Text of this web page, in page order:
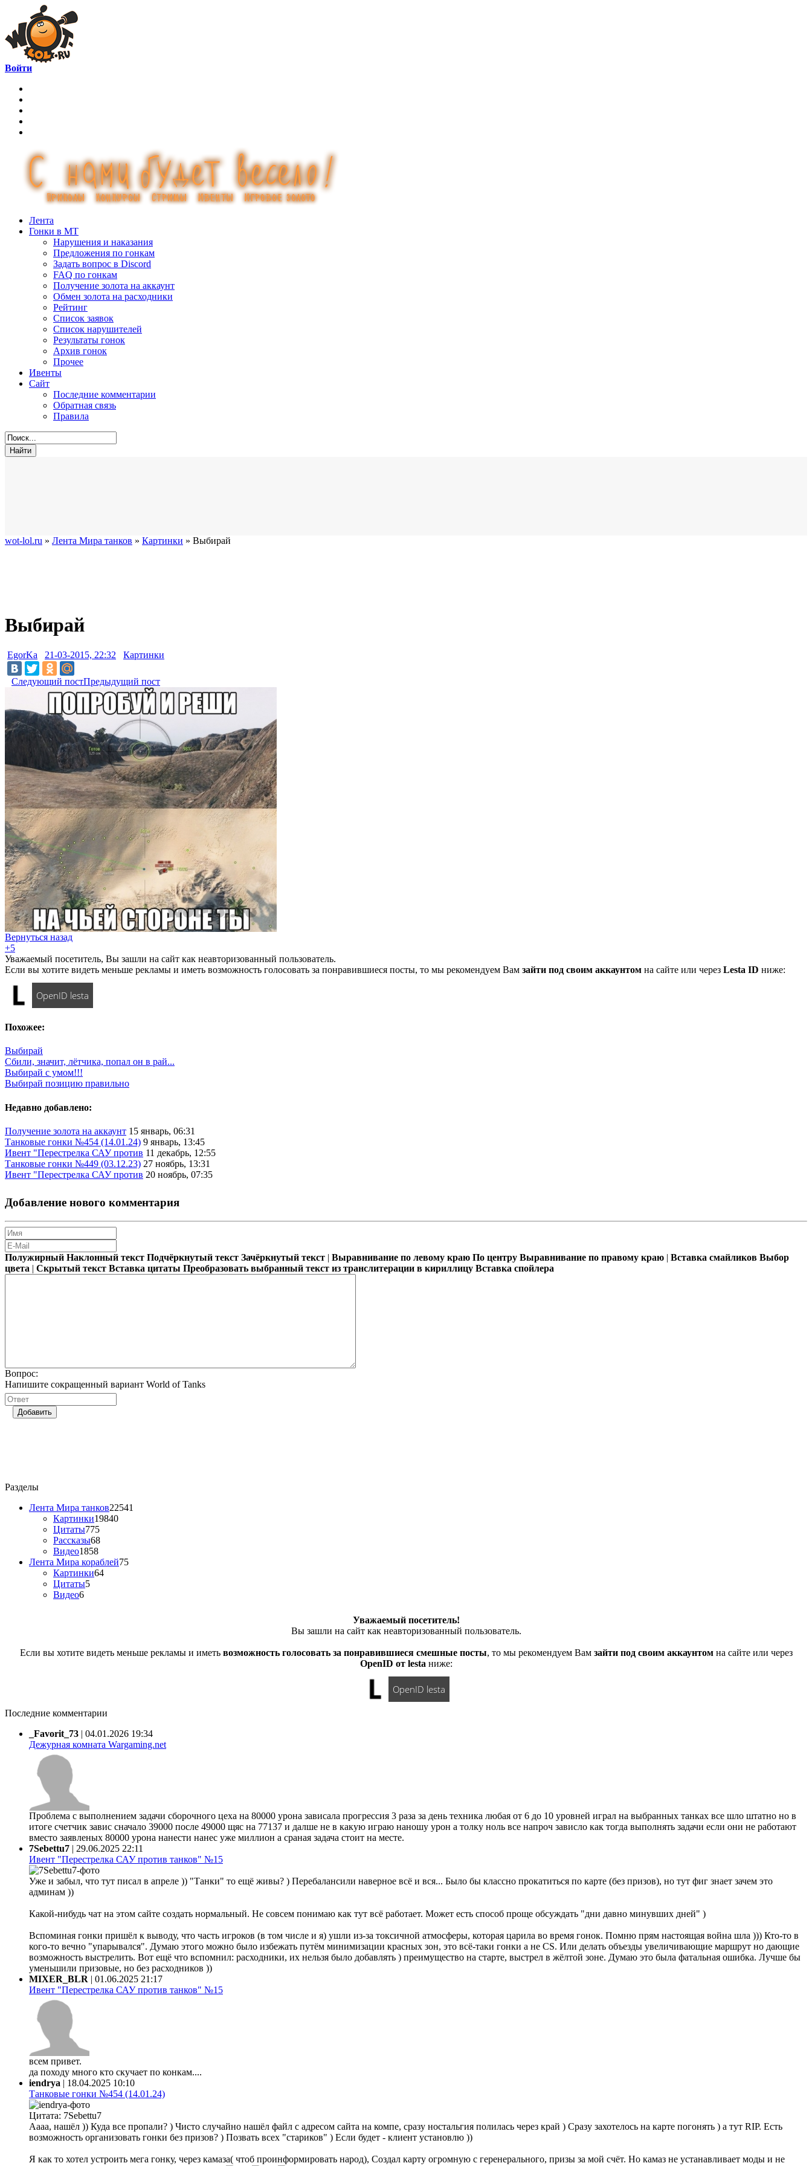
Войти
Лента
Гонки в МТ
Нарушения и наказания
Предложения по гонкам
Задать вопрос в Discord
FAQ по гонкам
Получение золота на аккаунт
Обмен золота на расходники
Рейтинг
Список заявок
Список нарушителей
Результаты гонок
Архив гонок
Прочее
Ивенты
Сайт
Последние комментарии
Обратная связь
Правила
wot-lol.ru » Лента Мира танков » Картинки » Выбирай
Выбирай
EgorKa 21-03-2015, 22:32 Картинки
Следующий постПредыдущий пост
Вернуться назад
+5
Уважаемый посетитель, Вы зашли на сайт как неавторизованный пользователь.
Если вы хотите видеть меньше рекламы и иметь возможность голосовать за понравившиеся посты, то мы рекомендуем Вам зайти под своим аккаунтом на сайте или через Lesta ID ниже:
OpenID lesta
Похожее:
Выбирай
Сбили, значит, лётчика, попал он в рай...
Выбирай с умом!!!
Выбирай позицию правильно
Недавно добавлено:
Получение золота на аккаунт 15 январь, 06:31
Танковые гонки №454 (14.01.24) 9 январь, 13:45
Ивент "Перестрелка САУ против 11 декабрь, 12:55
Танковые гонки №449 (03.12.23) 27 ноябрь, 13:31
Ивент "Перестрелка САУ против 20 ноябрь, 07:35
Добавление нового комментария
Полужирный Наклонный текст Подчёркнутый текст Зачёркнутый текст | Выравнивание по левому краю По центру Выравнивание по правому краю | Вставка смайликов Выбор
цвета | Скрытый текст Вставка цитаты Преобразовать выбранный текст из транслитерации в кириллицу Вставка спойлера
Вопрос:
Напишите сокращенный вариант World of Tanks
Добавить
Разделы
Лента Мира танков22541
Картинки19840
Цитаты775
Рассказы68
Видео1858
Лента Мира кораблей75
Картинки64
Цитаты5
Видео6
Уважаемый посетитель!
Вы зашли на сайт как неавторизованный пользователь.
Если вы хотите видеть меньше рекламы и иметь возможность голосовать за понравившиеся смешные посты, то мы рекомендуем Вам зайти под своим аккаунтомна сайте или через
OpenID от lesta ниже:
OpenID lesta
Последние комментарии
_Favorit_73 | 04.01.2026 19:34
Дежурная комната Wargaming.net
Проблема с выполнением задачи сборочного цеха на 80000 урона зависала прогрессия 3 раза за день техника любая от 6 до 10 уровней играл на выбранных танках все шло штатно но в
итоге счетчик завис сначало 39000 после 49000 щяс на 77137 и далше не в какую играю наношу урон а толку ноль все напроч зависло как тогда выполнять задачи если они не работают
вместо заявленых 80000 урона нанести нанес уже миллион а сраная задача стоит на месте.
7Sebettu7 | 29.06.2025 22:11
Ивент "Перестрелка САУ против танков" №15
Уже и забыл, что тут писал в апреле )) "Танки" то ещё живы? ) Перебалансили наверное всё и вся... Было бы классно прокатиться по карте (без призов), но тут фиг знает зачем это
админам ))
Какой-нибудь чат на этом сайте создать нормальный. Не совсем понимаю как тут всё работает. Может есть способ проще обсуждать "дни давно минувших дней" )
Вспоминая гонки пришёл к выводу, что часть игроков (в том числе и я) ушли из-за токсичной атмосферы, которая царила во время гонок. Помню прям настоящая война шла ))) Кто-то в
кого-то вечно "упарывался". Думаю этого можно было избежать путём минимизации красных зон, это всё-таки гонки а не CS. Или делать объезды увеличивающие маршрут но дающие
возможность выстрелить. Вот ещё что вспомнил: расходники, их нельзя было добавлять ) преимущество на старте, выстрел в жёлтой зоне. Думаю это была фатальная ошибка. Лучше бы
уменьшили призовые, но без расходников ))
MIXER_BLR | 01.06.2025 21:17
Ивент "Перестрелка САУ против танков" №15
всем привет.
да походу много кто скучает по конкам....
iendrya | 18.04.2025 10:10
Танковые гонки №454 (14.01.24)
Цитата: 7Sebettu7
Аааа, нашёл )) Куда все пропали? ) Чисто случайно нашёл файл с адресом сайта на компе, сразу ностальгия полилась через край ) Сразу захотелось на карте погонять ) а тут RIP. Есть
возможность организовать гонки без призов? ) Позвать всех "стариков" ) Если будет - клиент установлю ))
Я как то хотел устроить мега гонку, через камаза( чтоб проинформировать народ), Создал карту огромную с геренерального, призы за мой счёт. Но камаз не устанавливает моды и не